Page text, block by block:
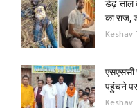
डेढ़ साल
का राज,
Keshav
एसएससी
पहुंचने
Keshav